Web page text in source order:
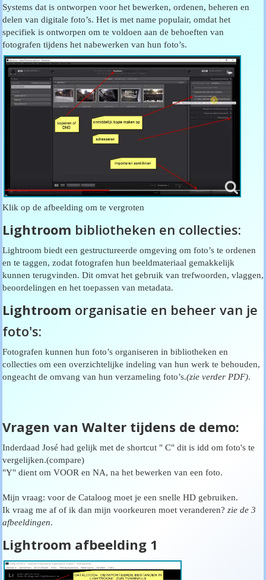
Systems dat is ontworpen voor het bewerken, ordenen, beheren en
delen van digitale foto’s. Het is met name populair, omdat het
specifiek is ontworpen om te voldoen aan de behoeften van
fotografen tijdens het nabewerken van hun foto’s.
Klik op de afbeelding om te vergroten
Lightroom bibliotheken en collecties:
Lightroom biedt een gestructureerde omgeving om foto’s te ordenen
en te taggen, zodat fotografen hun beeldmateriaal gemakkelijk
kunnen terugvinden. Dit omvat het gebruik van trefwoorden, vlaggen,
beoordelingen en het toepassen van metadata.
Lightroom organisatie en beheer van je
foto's:
Fotografen kunnen hun foto’s organiseren in bibliotheken en
collecties om een overzichtelijke indeling van hun werk te behouden,
ongeacht de omvang van hun verzameling foto’s.(zie verder PDF).
Vragen van Walter tijdens de demo:
Inderdaad José had gelijk met de shortcut " C" dit is idd om foto's te
vergelijken.(compare)
"Y" dient om VOOR en NA, na het bewerken van een foto.
Mijn vraag: voor de Cataloog moet je een snelle HD gebruiken.
Ik vraag me af of ik dan mijn voorkeuren moet veranderen? zie de 3
afbeeldingen.
Lightroom afbeelding 1